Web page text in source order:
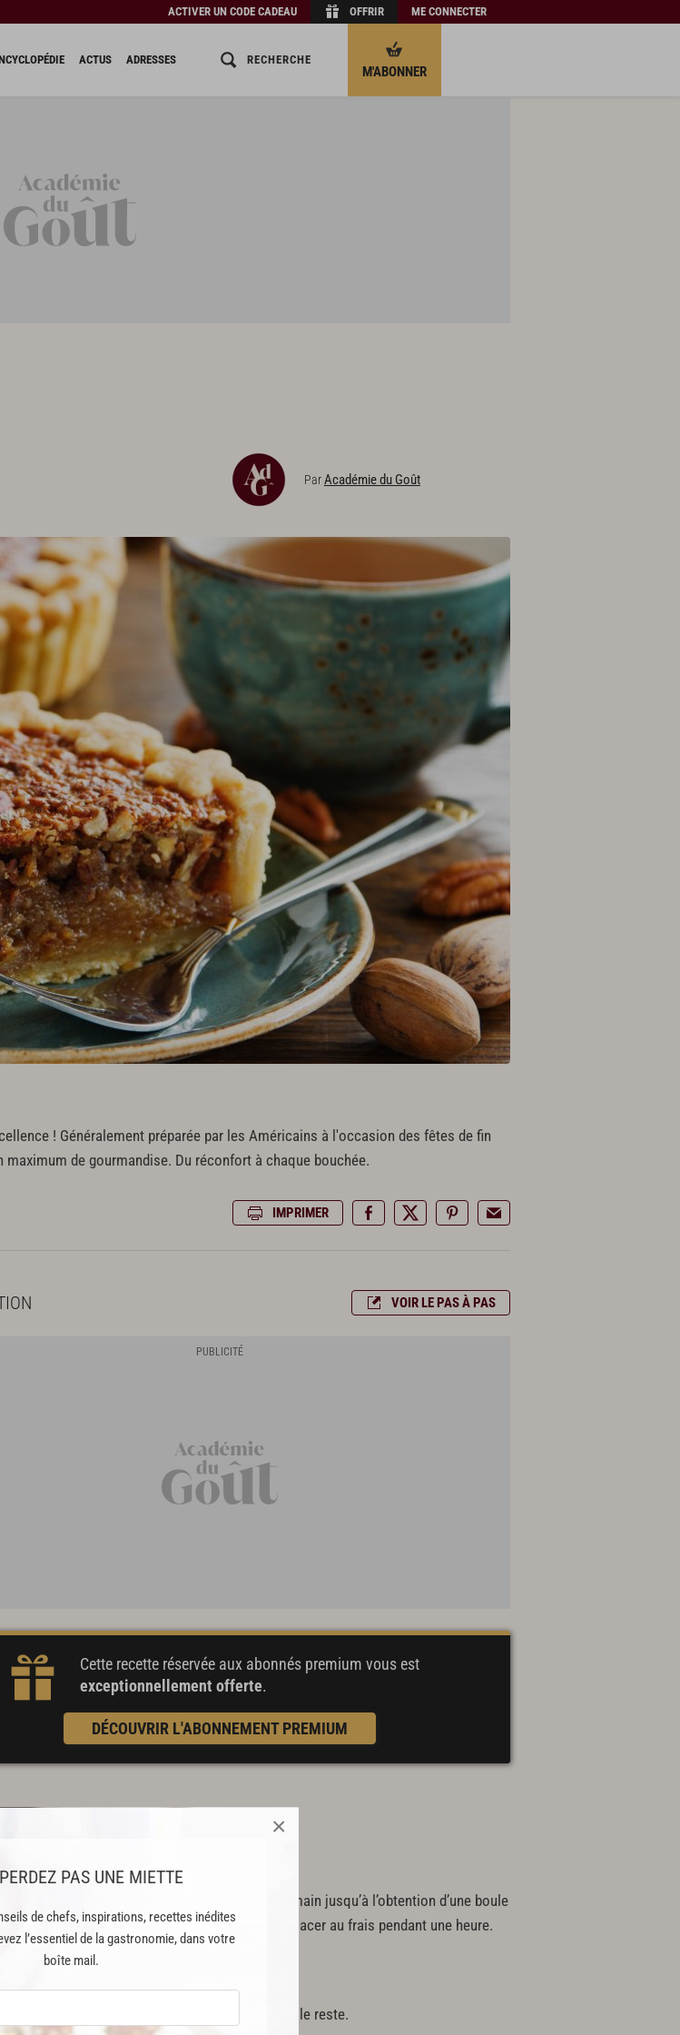
PAS UNE MIETTE
de chefs, inspirations, recettes inédites
l’essentiel de la gastronomie, dans votre
boîte mail.
×
ACTIVER UN CODE CADEAU OFFRIR ME CONNECTER
ACTUS ADRESSES RECHERCHE
M'ABONNER
ParAcadémie du Goût
! Généralement préparée par les Américains à l'occasion des fêtes de fin
maximum de gourmandise. Du réconfort à chaque bouchée.
IMPRIMER
VOIR LE PAS À PAS
Cette recette réservée aux abonnés premium vous est
exceptionnellement offerte.
DÉCOUVRIR L'ABONNEMENT PREMIUM
de la pâte
à préchauffer à 200°C
les ingrédients dans un saladier et pétrir à la main jusqu’à l’obtention d’une boule
Couvrir le récipient d’un torchon humide et le placer au frais pendant une heure.
de noix de pécan de côtés et concasser le reste.